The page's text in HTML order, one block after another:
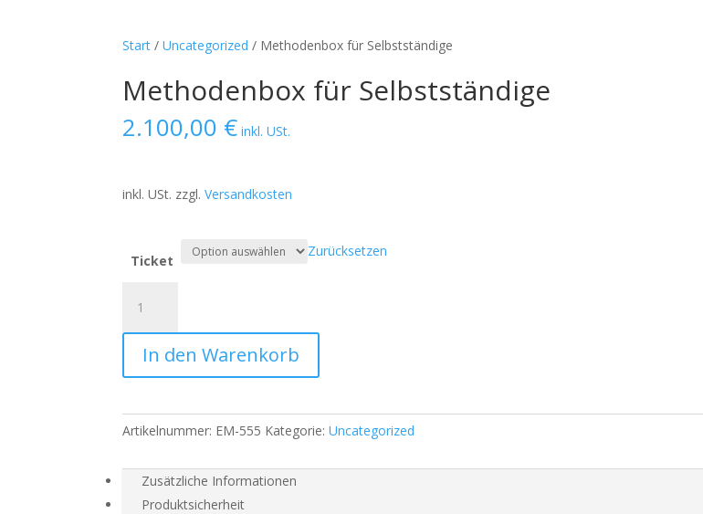
Start /Uncategorized / Methodenbox für Selbstständige
Methodenbox für Selbstständige
2.100,00 € inkl. USt.
inkl. USt. zzgl.Versandkosten
Ticket
Zurücksetzen
Selbstständige
MengeIn den Warenkorb
Artikelnummer: EM-555 Kategorie:Uncategorized
Zusätzliche Informationen
Produktsicherheit